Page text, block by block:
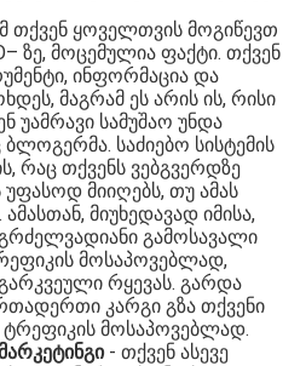
თქვენ ყოველთვის მოგიწევთ
ზე, მოცემულია ფაქტი. თქვენ
ინფორმაცია და
მაგრამ ეს არის ის, რისი
უამრავი სამუშაო უნდა
საძიებო სისტემის
რაც თქვენს ვებგვერდზე
მიიღებს, თუ ამას
მიუხედავად იმისა,
გამოსავალი
მოსაპოვებლად,
რყევას. გარდა
კარგი გზა თქვენი
ტრეფიკის მოსაპოვებლად.
- თქვენ ასევე